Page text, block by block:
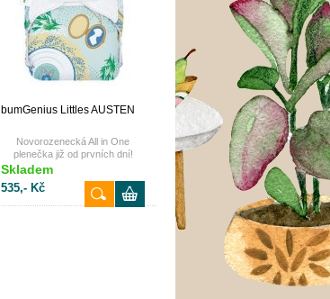
bumGenius Littles AUSTEN
Novorozenecká All in One
plenečka již od prvních dní!
Skladem
535,- Kč